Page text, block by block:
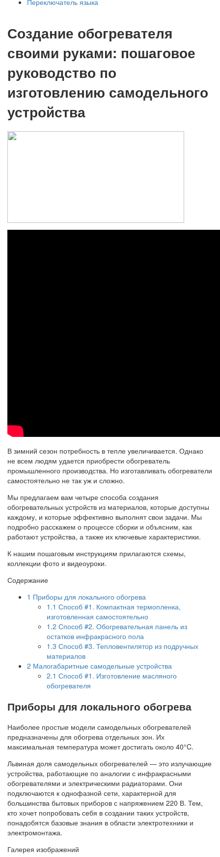
Переключатель языка
Создание обогревателя
своими руками: пошаговое
руководство по
изготовлению самодельного
устройства
В зимний сезон потребность в тепле увеличивается. Однако
не всем людям удается приобрести обогреватель
промышленного производства. Но изготавливать обогреватели
самостоятельно не так уж и сложно.
Мы предлагаем вам четыре способа создания
обогревательных устройств из материалов, которые доступны
каждому, и которые эффективно выполнят свои задачи. Мы
подробно расскажем о процессе сборки и объясним, как
работают устройства, а также их ключевые характеристики.
К нашим пошаговым инструкциям прилагаются схемы,
коллекции фото и видеоуроки.
Содержание
1 Приборы для локального обогрева
1.1 Способ #1. Компактная термопленка,
изготовленная самостоятельно
1.2 Способ #2. Обогревательная панель из
остатков инфракрасного пола
1.3 Способ #3. Тепловентилятор из подручных
материалов
2 Малогабаритные самодельные устройства
2.1 Способ #1. Изготовление масляного
обогревателя
Приборы для локального обогрева
Наиболее простые модели самодельных обогревателей
предназначены для обогрева отдельных зон. Их
максимальная температура может достигать около 40°C.
Львиная доля самодельных обогревателей — это излучающие
устройства, работающие по аналогии с инфракрасными
обогревателями и электрическими радиаторами. Они
подключаются к однофазной сети, характерной для
большинства бытовых приборов с напряжением 220 В. Тем,
кто хочет попробовать себя в создании таких устройств,
понадобятся базовые знания в области электротехники и
электромонтажа.
Галерея изображений